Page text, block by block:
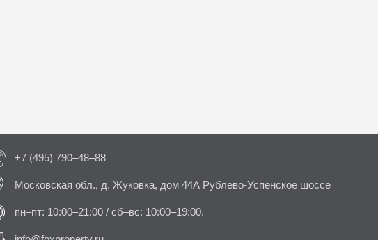
+7 (495) 790–48–88
Московская обл., д. Жуковка, дом 44А Рублево-Успенское шоссе
пн–пт: 10:00–21:00 / сб–вс: 10:00–19:00.